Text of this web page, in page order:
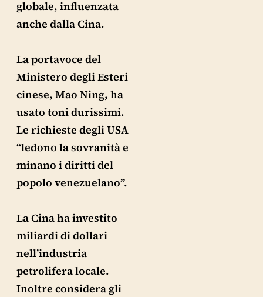
globale, influenzata
anche dalla Cina.
La portavoce del
Ministero degli Esteri
cinese, Mao Ning, ha
usato toni durissimi.
Le richieste degli USA
“ledono la sovranità e
minano i diritti del
popolo venezuelano”.
La Cina ha investito
miliardi di dollari
nell’industria
petrolifera locale.
Inoltre considera gli